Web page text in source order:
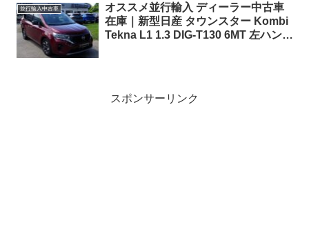
並行輸入中古車
オススメ並行輸入 ディーラー中古車
在庫｜新型日産 タウンスター Kombi
Tekna L1 1.3 DIG-T130 6MT 左ハンド
スポンサーリンク